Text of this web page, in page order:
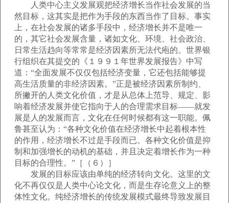
人类中心主义发展观把经济增长当作社会发展的当
然目标，这其实是把作为手段的东西当作了目标。事实
上，在社会发展的诸多手段中，经济增长并不是唯一
的，其它社会发展含量，诸如文化、环境、社会政治、
日常生活趋向等常常是经济因素所无法代疱的。世界银
行组织在其提交的《１９９１年世界发展报告》中写
道：“全面发展不仅仅包括经济变量，它还包括能够提
高生活质量的非经济因素。”正是被经济因素所制约、
所撇开的人类文化价值，才是从总体上范导、规定、影
响着经济发展并使它指向于人的合理需求目标——就发
展是人的发展而言，文化在任何时候都有这一职能。佩
鲁甚至认为：“各种文化价值在经济增长中起着根本性
的作用，经济增长不过是手段而已。各种文化价值是抑
制和加强增长的动机的基础，并且决定着增长作为一种
目标的合理性。”［（６）］
发展的目标应该由单纯的经济转向文化。这里的文
化不再仅仅是人类中心论文化，而是生存论意义上的整
体性文化。纯经济增长的传统发展模式最终导致发展目